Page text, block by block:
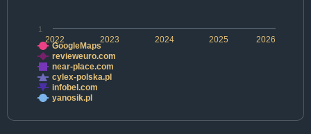
2022 2024 2026
2023 2025
1
GoogleMaps
revieweuro.com
near-place.com
cylex-polska.pl
infobel.com
yanosik.pl